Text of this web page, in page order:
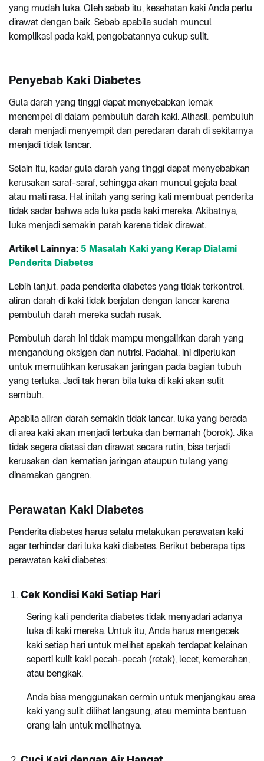
yang mudah luka. Oleh sebab itu, kesehatan kaki Anda perlu
dirawat dengan baik. Sebab apabila sudah muncul
komplikasi pada kaki, pengobatannya cukup sulit.
Penyebab Kaki Diabetes
Gula darah yang tinggi dapat menyebabkan lemak
menempel di dalam pembuluh darah kaki. Alhasil, pembuluh
darah menjadi menyempit dan peredaran darah di sekitarnya
menjadi tidak lancar.
Selain itu, kadar gula darah yang tinggi dapat menyebabkan
kerusakan saraf-saraf, sehingga akan muncul gejala baal
atau mati rasa. Hal inilah yang sering kali membuat penderita
tidak sadar bahwa ada luka pada kaki mereka. Akibatnya,
luka menjadi semakin parah karena tidak dirawat.
Artikel Lainnya: 5 Masalah Kaki yang Kerap Dialami
Penderita Diabetes
Lebih lanjut, pada penderita diabetes yang tidak terkontrol,
aliran darah di kaki tidak berjalan dengan lancar karena
pembuluh darah mereka sudah rusak.
Pembuluh darah ini tidak mampu mengalirkan darah yang
mengandung oksigen dan nutrisi. Padahal, ini diperlukan
untuk memulihkan kerusakan jaringan pada bagian tubuh
yang terluka. Jadi tak heran bila luka di kaki akan sulit
sembuh.
Apabila aliran darah semakin tidak lancar, luka yang berada
di area kaki akan menjadi terbuka dan bernanah (borok). Jika
tidak segera diatasi dan dirawat secara rutin, bisa terjadi
kerusakan dan kematian jaringan ataupun tulang yang
dinamakan gangren.
Perawatan Kaki Diabetes
Penderita diabetes harus selalu melakukan perawatan kaki
agar terhindar dari luka kaki diabetes. Berikut beberapa tips
perawatan kaki diabetes:
Cek Kondisi Kaki Setiap Hari
Sering kali penderita diabetes tidak menyadari adanya
luka di kaki mereka. Untuk itu, Anda harus mengecek
kaki setiap hari untuk melihat apakah terdapat kelainan
seperti kulit kaki pecah-pecah (retak), lecet, kemerahan,
atau bengkak.
Anda bisa menggunakan cermin untuk menjangkau area
kaki yang sulit dilihat langsung, atau meminta bantuan
orang lain untuk melihatnya.